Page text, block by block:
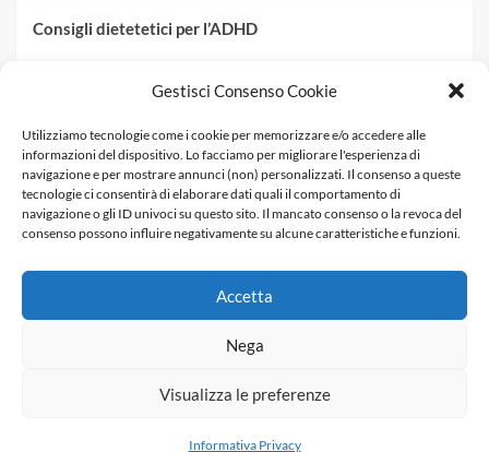
Gestisci Consenso Cookie
Utilizziamo tecnologie come i cookie per memorizzare e/o accedere alle
informazioni del dispositivo. Lo facciamo per migliorare l'esperienza di
navigazione e per mostrare annunci (non) personalizzati. Il consenso a queste
tecnologie ci consentirà di elaborare dati quali il comportamento di
navigazione o gli ID univoci su questo sito. Il mancato consenso o la revoca del
consenso possono influire negativamente su alcune caratteristiche e funzioni.
Accetta
Nega
Visualizza le preferenze
Informativa Privacy
Consigli dietetetici per l’ADHD
Fenilchetonuria
Dieta militare: come funziona, opinioni e schema tipo per
dimagrire in 3 giorni
Informativa Privacy
Copyright © Dietagratis.com è un sito di proprietà di
SEOWEBBS SRL - REA: LE 278983 - P.Iva 04278590759